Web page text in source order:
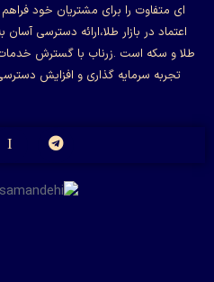
ای متفاوت را برای مشتریان خود
اعتماد در بازار طلا،ارائه دسترسی
طلا و سکه است .زرناب با گسترش
تجربه سرمایه گذاری و افزایش